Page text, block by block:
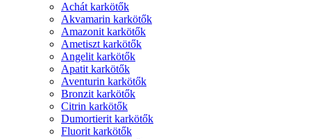
Achát karkötők
Akvamarin karkötők
Amazonit karkötők
Ametiszt karkötők
Angelit karkötők
Apatit karkötők
Aventurin karkötők
Bronzit karkötők
Citrin karkötők
Dumortierit karkötők
Fluorit karkötők